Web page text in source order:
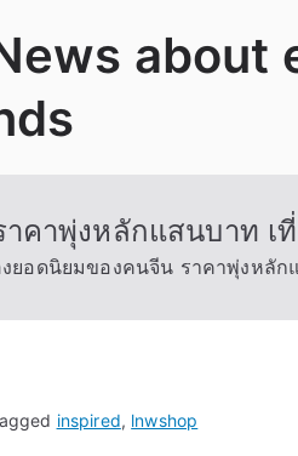
about
คาพุ่งหลักแสนบาท เ
งยอดนิยมของคนจีน ราคาพุ่งหลัก
inspired, lnwshop